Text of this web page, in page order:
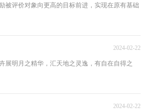
被评价对象向更高的目标前进，实现在原有基础
2024-02-22
展明月之精华，汇天地之灵逸，有自在自得之
2024-02-22